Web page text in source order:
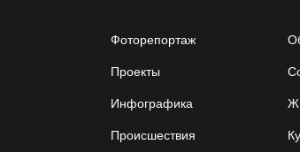
Фоторепортаж
Проекты
Инфографика
Происшествия